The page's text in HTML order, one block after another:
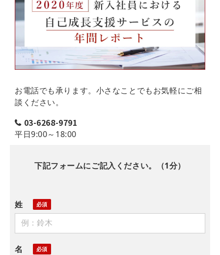
お電話でも承ります。小さなことでもお気軽にご相
談ください。
03-6268-9791
平日9:00～18:00
下記フォームにご記入ください。（1分）
姓
名